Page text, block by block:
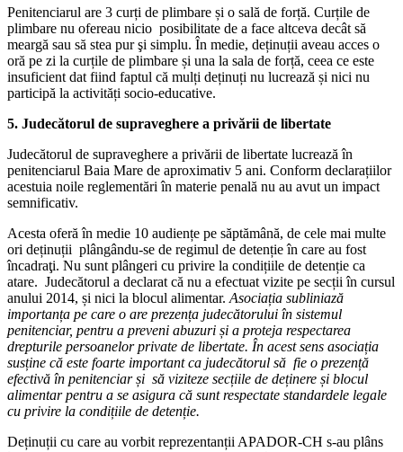
Penitenciarul are 3 curți de plimbare și o sală de forță. Curțile de
plimbare nu ofereau nicio posibilitate de a face altceva decât să
meargă sau să stea pur şi simplu. În medie, deținuții aveau acces o
oră pe zi la curțile de plimbare și una la sala de forță, ceea ce este
insuficient dat fiind faptul că mulți deținuți nu lucrează și nici nu
participă la activități socio-educative.
5. Judecătorul de supraveghere a privării de libertate
Judecătorul de supraveghere a privării de libertate lucrează în
penitenciarul Baia Mare de aproximativ 5 ani. Conform declarațiilor
acestuia noile reglementări în materie penală nu au avut un impact
semnificativ.
Acesta oferă în medie 10 audiențe pe săptămână, de cele mai multe
ori deținuții plângându-se de regimul de detenție în care au fost
încadraţi. Nu sunt plângeri cu privire la condițiile de detenție ca
atare. Judecătorul a declarat că nu a efectuat vizite pe secții în cursul
anului 2014, și nici la blocul alimentar. Asociația subliniază
importanța pe care o are prezența judecătorului în sistemul
penitenciar, pentru a preveni abuzuri și a proteja respectarea
drepturile persoanelor private de libertate. În acest sens asociația
susține că este foarte important ca judecătorul să fie o prezență
efectivă în penitenciar și să viziteze secțiile de deținere și blocul
alimentar pentru a se asigura că sunt respectate standardele legale
cu privire la condițiile de detenție.
Deținuții cu care au vorbit reprezentanții APADOR-CH s-au plâns